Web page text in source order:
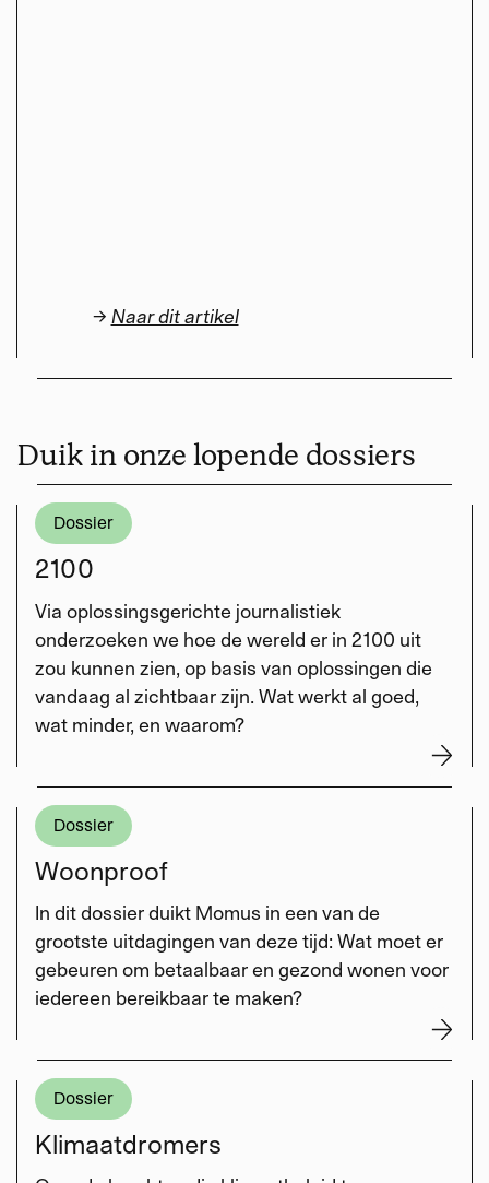
→ Naar dit artikel
Duik in onze lopende dossiers
Dossier
2100
Via oplossingsgerichte journalistiek
onderzoeken we hoe de wereld er in 2100 uit
zou kunnen zien, op basis van oplossingen die
vandaag al zichtbaar zijn. Wat werkt al goed,
wat minder, en waarom?
Dossier
Woonproof
In dit dossier duikt Momus in een van de
grootste uitdagingen van deze tijd: Wat moet er
gebeuren om betaalbaar en gezond wonen voor
iedereen bereikbaar te maken?
Dossier
Klimaatdromers